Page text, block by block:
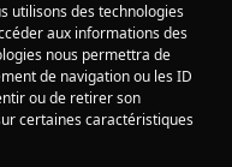
utilisons des technologies
aux informations des
nous permettra de
de navigation ou les ID
ou de retirer son
certaines caractéristiques